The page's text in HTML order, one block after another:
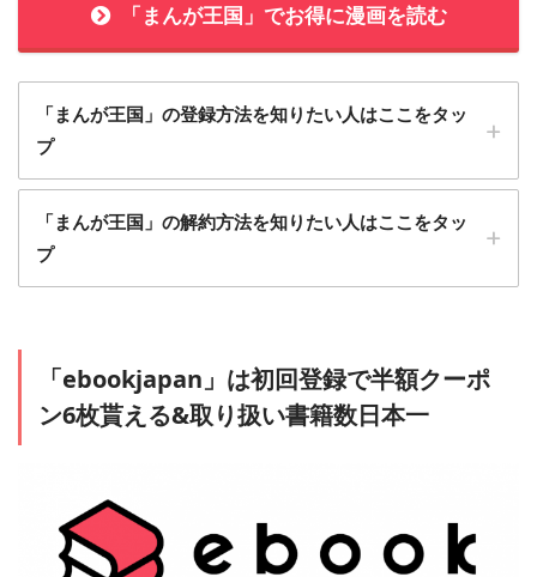
「まんが王国」でお得に漫画を読む
「まんが王国」の登録方法を知りたい人はここをタッ
プ
1
「まんが王国」に会員登録する
＞＞「まんが王国」に会員登録する
2
「まんが王国」の解約方法を知りたい人はここをタッ
プ
「アカウントの削除(退会)」を選択します
「ebookjapan」は初回登録で半額クーポ
ン6枚貰える&取り扱い書籍数日本一